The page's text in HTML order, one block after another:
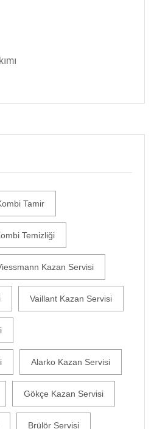
Tamir
Temizliği
Kazan Servisi
Vaillant Kazan Servisi
Alarko Kazan Servisi
Gökçe Kazan Servisi
Brülör Servisi